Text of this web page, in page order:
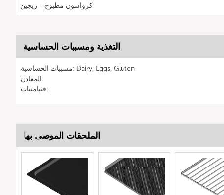
كرواسون مطبوخ - ريجين
التغذية ومسببات الحساسية
مسببات الحساسية: Dairy, Eggs, Gluten
المعادن:
فيتامينات:
الملحقات الموصى بها